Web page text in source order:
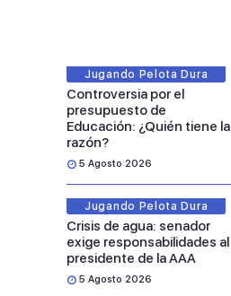
Jugando Pelota Dura
Controversia por el
presupuesto de
Educación: ¿Quién tiene la
razón?
5 Agosto 2026
Jugando Pelota Dura
Crisis de agua: senador
exige responsabilidades al
presidente de la AAA
5 Agosto 2026